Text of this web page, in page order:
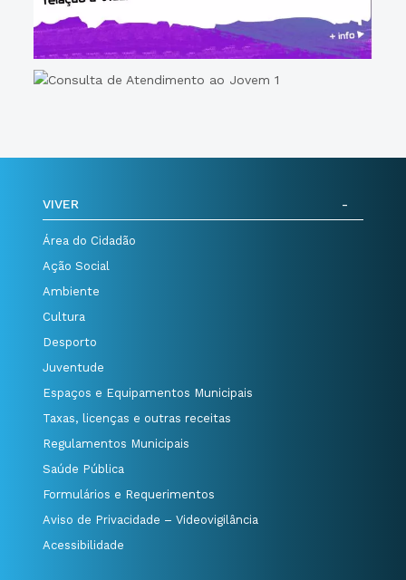
VIVER
Área do Cidadão
Ação Social
Ambiente
Cultura
Desporto
Juventude
Espaços e Equipamentos Municipais
Taxas, licenças e outras receitas
Regulamentos Municipais
Saúde Pública
Formulários e Requerimentos
Aviso de Privacidade – Videovigilância
Acessibilidade